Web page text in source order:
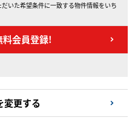
いた希望条件に一致する物件情報をいち
料会員登録!
変更する